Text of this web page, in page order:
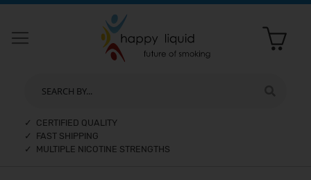
SEARCH BY...
✓ CERTIFIED QUALITY
✓ FAST SHIPPING
✓ MULTIPLE NICOTINE STRENGTHS